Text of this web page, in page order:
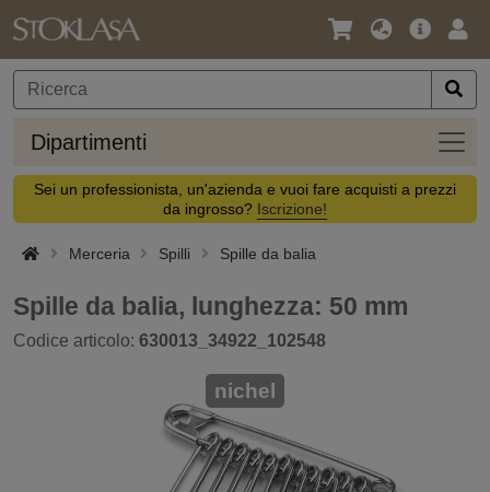
Lingua
Valuta
Offerta
Dipartimenti
Sei un professionista, un'azienda e vuoi fare acquisti a prezzi
da ingrosso? Iscrizione!
Merceria Spilli Spille da balia
Spille da balia, lunghezza: 50 mm
Codice articolo: 630013_34922_102548
nichel